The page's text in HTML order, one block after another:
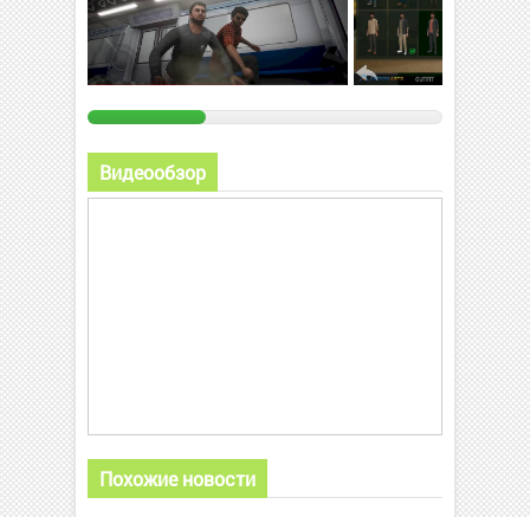
Видеообзор
Похожие новости